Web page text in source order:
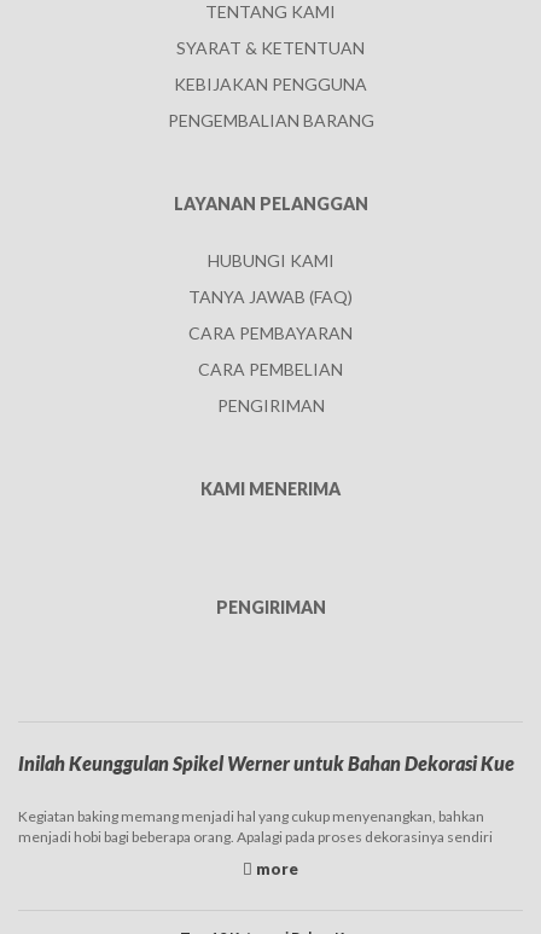
TENTANG KAMI
SYARAT & KETENTUAN
KEBIJAKAN PENGGUNA
PENGEMBALIAN BARANG
LAYANAN PELANGGAN
HUBUNGI KAMI
TANYA JAWAB (FAQ)
CARA PEMBAYARAN
CARA PEMBELIAN
PENGIRIMAN
KAMI MENERIMA
PENGIRIMAN
Inilah Keunggulan Spikel Werner untuk Bahan Dekorasi Kue
Kegiatan baking memang menjadi hal yang cukup menyenangkan, bahkan
menjadi hobi bagi beberapa orang. Apalagi pada proses dekorasinya sendiri
Spikel Werner. Tentunya tak asing dengan nama yang satu ini, karena cukup